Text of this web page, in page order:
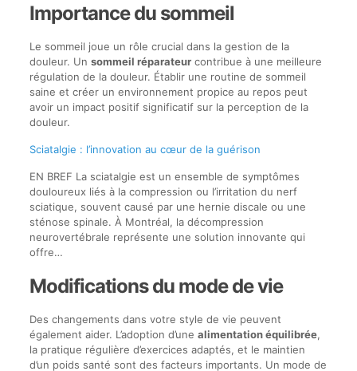
Importance du sommeil
Le sommeil joue un rôle crucial dans la gestion de la
douleur. Un sommeil réparateurcontribue à une meilleure
régulation de la douleur. Établir une routine de sommeil
saine et créer un environnement propice au repos peut
avoir un impact positif significatif sur la perception de la
douleur.
Sciatalgie : l’innovation au cœur de la guérison
EN BREF La sciatalgie est un ensemble de symptômes
douloureux liés à la compression ou l’irritation du nerf
sciatique, souvent causé par une hernie discale ou une
sténose spinale. À Montréal, la décompression
neurovertébrale représente une solution innovante qui
offre…
Modifications du mode de vie
Des changements dans votre style de vie peuvent
également aider. L’adoption d’une alimentation équilibrée,
la pratique régulière d’exercices adaptés, et le maintien
d’un poids santé sont des facteurs importants. Un mode de